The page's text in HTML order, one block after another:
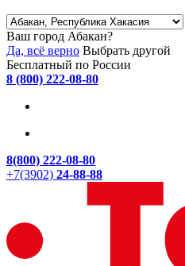
Ваш город Абакан?
Да, всё верно Выбрать другой
Бесплатный по России
8 (800) 222-08-80
8(800) 222-08-80
+7(3902) 24-88-88